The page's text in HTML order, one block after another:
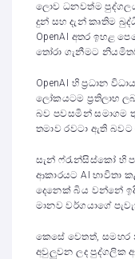
ලොව ධනවත්ම
දුන් සහ දැන් කෘතිම
OpenAI අතර ඉහළ
තෝරා ගැනීමට
OpenAI හි ප්‍රධාන
ලෝකයටම ප්‍රතිලාභ
බව පවසමින්
තමාව රවටා ඇති
සැන් ෆ්රැන්සිස්කෝ හි
ආකාරයට AI භාවිතා
දෙනෙක් බිය වන්නේ
මානව වර්ගයාගේ
කෙසේ වෙතත්, සමහර
අවුලුවන ලද පුද්ගලික